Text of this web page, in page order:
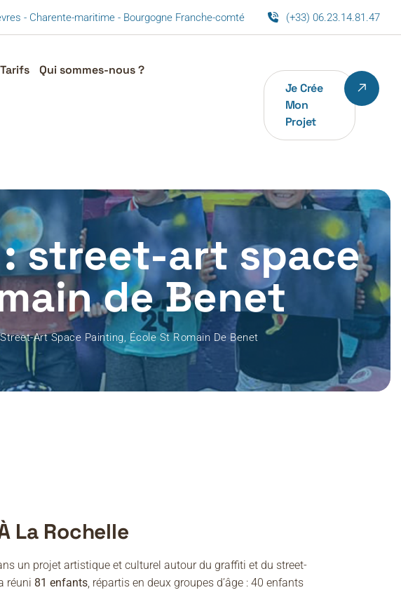
- Charente-maritime - Bourgogne Franche-comté (+33) 06.23.14.81.47
Tarifs Qui sommes-nous ?
Je Crée
Mon
Projet
street-art space
de Benet
Art Space Painting, École St Romain De Benet
La Rochelle
un projet artistique et culturel autour du graffiti et du street-
réuni 81 enfants, répartis en deux groupes d’âge : 40 enfants